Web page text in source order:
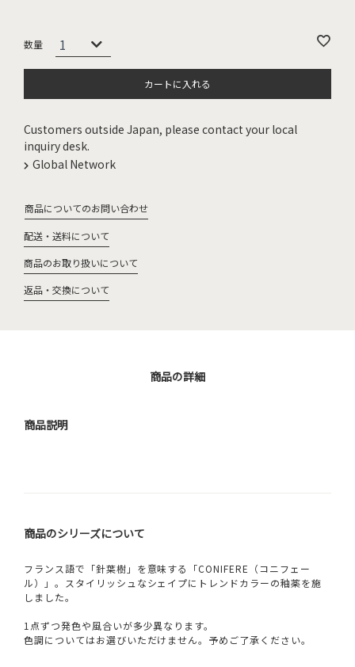
カートに入れる
Customers outside Japan, please contact your local
inquiry desk.
Global Network
商品についてのお問い合わせ
配送・送料について
商品のお取り扱いについて
返品・交換について
商品の詳細
商品説明
商品のシリーズについて
フランス語で「針葉樹」を意味する「CONIFERE（コニフェー
ル）」。スタイリッシュなシェイプにトレンドカラーの釉薬を施
しました。
1点ずつ発色や風合いが多少異なります。
色調についてはお選びいただけません。予めご了承ください。